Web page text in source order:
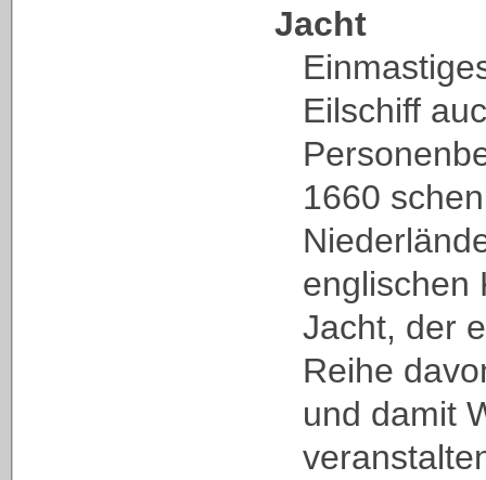
Jacht
Eilschiff
1660
englischen
Jacht, der
Reihe
und damit